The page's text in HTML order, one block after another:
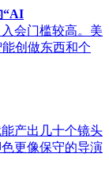
“AI
会门槛较高。美
创做东西和个
产出几十个镜头
更像保守的导演